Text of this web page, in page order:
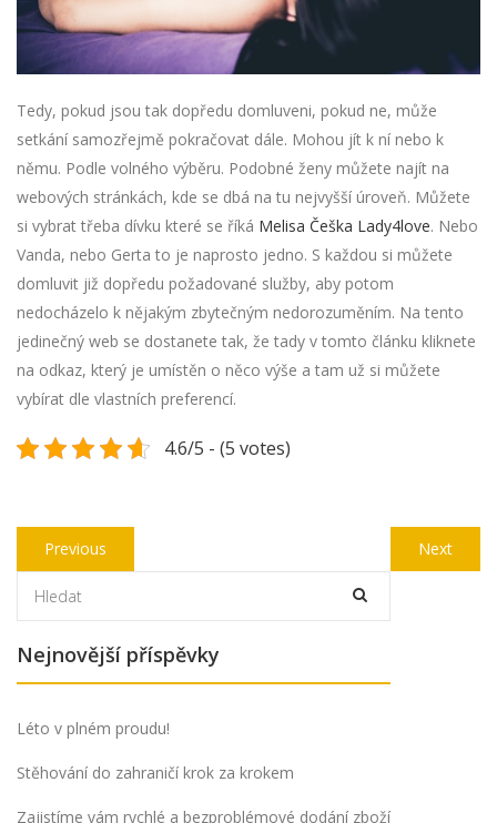
Tedy, pokud jsou tak dopředu domluveni, pokud ne, může
setkání samozřejmě pokračovat dále. Mohou jít k ní nebo k
němu. Podle volného výběru. Podobné ženy můžete najít na
webových stránkách, kde se dbá na tu nejvyšší úroveň. Můžete
si vybrat třeba dívku které se říká Melisa Češka Lady4love. Nebo
Vanda, nebo Gerta to je naprosto jedno. S každou si můžete
domluvit již dopředu požadované služby, aby potom
nedocházelo k nějakým zbytečným nedorozuměním. Na tento
jedinečný web se dostanete tak, že tady v tomto článku kliknete
na odkaz, který je umístěn o něco výše a tam už si můžete
vybírat dle vlastních preferencí.
4.6/5 - (5 votes)
Navigace
pro
příspěvek
Previous
post:
NextNext
post:
Nejnovější příspěvky
Léto v plném proudu!
Stěhování do zahraničí krok za krokem
Zajistíme vám rychlé a bezproblémové dodání zboží